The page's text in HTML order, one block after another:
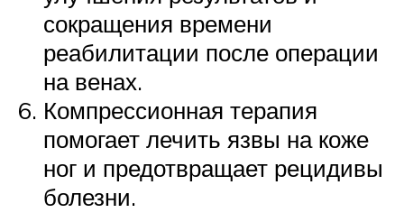
сокращения времени
реабилитации после операции
на венах.
Компрессионная терапия
помогает лечить язвы на коже
ног и предотвращает рецидивы
болезни.